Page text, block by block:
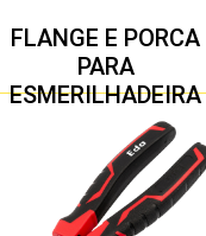
FLANGE E PORCA
PARA
ESMERILHADEIRA
4.1/2″ 20,00 MM